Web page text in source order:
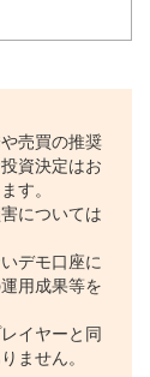
売買の推奨
資決定はお
す。
については
デモ口座に
用成果等を
イヤーと同
ません。